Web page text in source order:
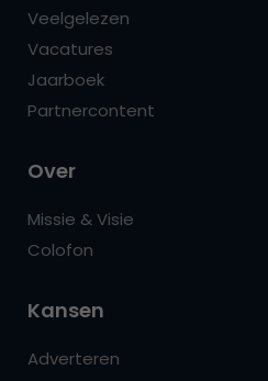
Veelgelezen
Vacatures
Jaarboek
Partnercontent
Over
Missie & Visie
Colofon
Kansen
Adverteren